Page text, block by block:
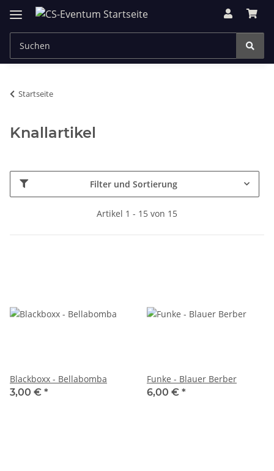
Startseite
Knallartikel
Filter und Sortierung
Artikel 1 - 15 von 15
Blackboxx - Bellabomba
3,00 € *
Funke - Blauer Berber
6,00 € *